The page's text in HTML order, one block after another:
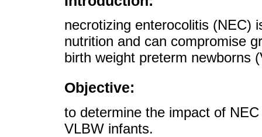
necrotizing enterocolitis (NEC)
nutrition and can compromise
birth weight preterm newborns
Objective:
to determine the impact of
VLBW infants.